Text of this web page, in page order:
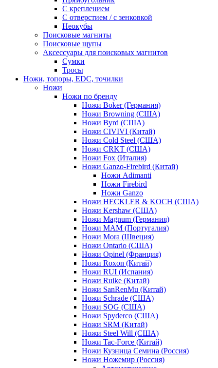
С креплением
С отверстием / с зенковкой
Неокубы
Поисковые магниты
Поисковые щупы
Аксессуары для поисковых магнитов
Сумки
Тросы
Ножи, топоры, EDC, точилки
Ножи
Ножи по бренду
Ножи Boker (Германия)
Ножи Browning (США)
Ножи Byrd (США)
Ножи CIVIVI (Китай)
Ножи Cold Steel (США)
Ножи CRKT (США)
Ножи Fox (Италия)
Ножи Ganzo-Firebird (Китай)
Ножи Adimanti
Ножи Firebird
Ножи Ganzo
Ножи HECKLER & KOCH (США)
Ножи Kershaw (США)
Ножи Magnum (Германия)
Ножи MAM (Португалия)
Ножи Mora (Швеция)
Ножи Ontario (США)
Ножи Opinel (Франция)
Ножи Roxon (Китай)
Ножи RUI (Испания)
Ножи Ruike (Китай)
Ножи SanRenMu (Китай)
Ножи Schrade (США)
Ножи SOG (США)
Ножи Spyderco (США)
Ножи SRM (Китай)
Ножи Steel Will (США)
Ножи Tac-Force (Китай)
Ножи Кузница Семина (Россия)
Ножи Ножемир (Россия)